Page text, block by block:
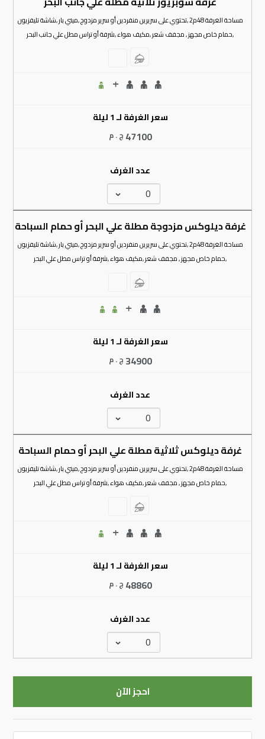
مساحة الغرفة 48م2 ,تحتوي على سريرين منفردين أو سرير مزدوج ,ميني بار ,شاشة تليفزيون
,حمام خاص مجهز , مجفف شعر ,مكيف هواء ,شرفة أو تراس مطل علي جانب البحر
سعر الغرفة لـ 1 ليلة
47100 ج . م
عدد الغرف
غرفة ديلوكس مزدوجة مطلة علي البحر أو حمام السباحة
مساحة الغرفة 48م2 ,تحتوي على سريرين منفردين أو سرير مزدوج ,ميني بار ,شاشة تليفزيون
,حمام خاص مجهز , مجفف شعر ,مكيف هواء ,شرفة أو تراس مطل علي البحر
سعر الغرفة لـ 1 ليلة
34900 ج . م
عدد الغرف
غرفة ديلوكس ثلاثية مطلة علي البحر أو حمام السباحة
مساحة الغرفة 48م2 ,تحتوي على سريرين منفردين أو سرير مزدوج ,ميني بار ,شاشة تليفزيون
,حمام خاص مجهز , مجفف شعر ,مكيف هواء ,شرفة أو تراس مطل علي البحر
سعر الغرفة لـ 1 ليلة
48860 ج . م
عدد الغرف
احجز الآن